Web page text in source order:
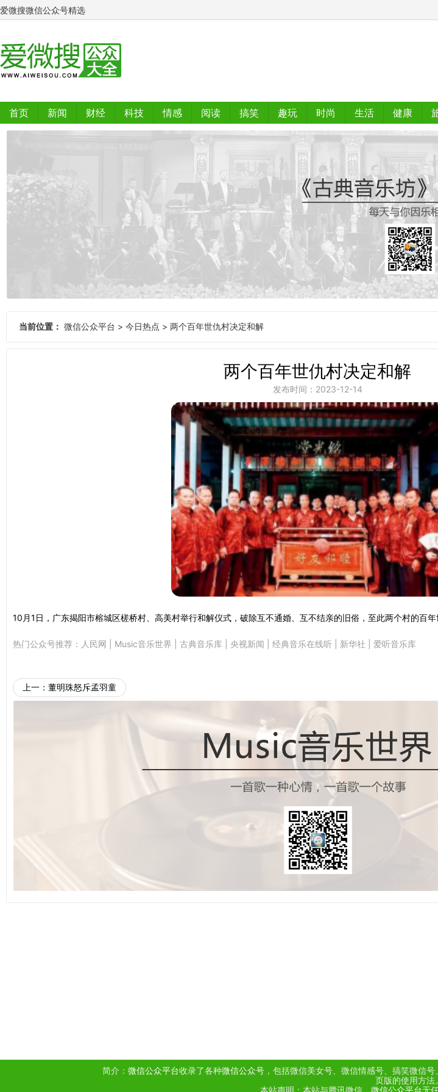
爱微搜微信公众号精选
首页 新闻 财经 科技 情感 阅读 搞笑 趣玩 时尚 生活 健康
当前位置： 微信公众平台 > 今日热点 > 两个百年世仇村决定和解
两个百年世仇村决定和解
发布时间：2023-12-14
10月1日，广东揭阳市榕城区槎桥村、高美村举行和解仪式，破除互不通婚、互不结亲的旧俗，至此两个村的百年
热门公众号推荐： 人民网 Music音乐世界 古典音乐库 央视新闻 经典音乐在线听 新华社 爱听音乐库
上一： 董明珠怒斥孟羽童
简介： 微信公众平台收录了各种微信公众号 ，包括微信美女号、微信情感号、搞笑微信
页版的使用方法。
本站声明：本站与腾讯微信、 微信公众平台无